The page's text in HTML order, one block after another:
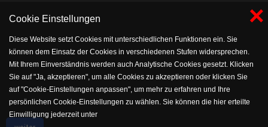
×
Cookie Einstellungen
Diese Website setzt Cookies mit unterschiedlichen Funktionen ein. Sie
können dem Einsatz der Cookies in verschiedenen Stufen widersprechen.
Mit Ihrem Einverständnis werden auch Analytische Cookies gesetzt. Klicken
Sie auf "Ja, akzeptieren", um alle Cookies zu akzeptieren oder klicken Sie
auf "Cookie-Einstellungen anpassen", um mehr zu erfahren und Ihre
persönlichen Cookie-Einstellungen zu wählen. Sie können die hier erteilte
Einwilligung jederzeit unter